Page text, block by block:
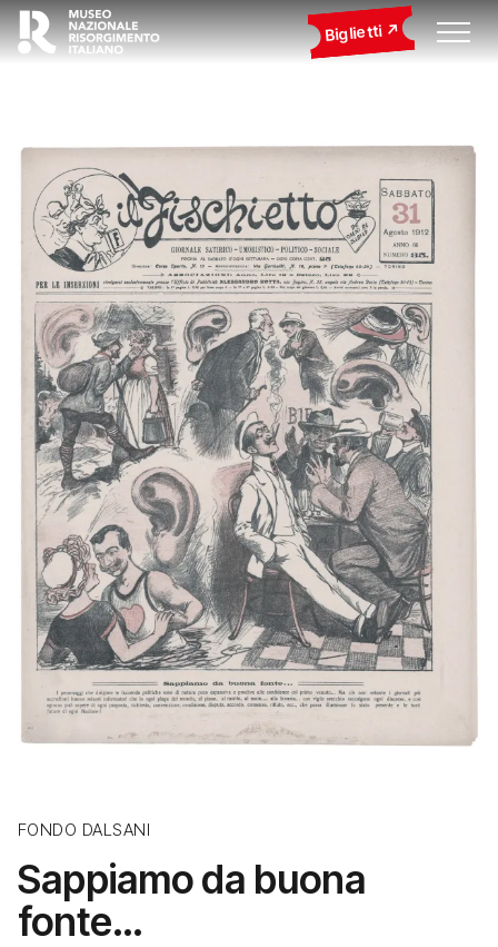
Biglietti
FONDO DALSANI
Sappiamo da buona
fonte…